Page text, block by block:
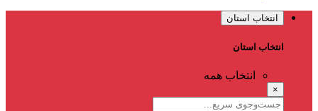
انتخاب استان
انتخاب استان
انتخاب همه
×